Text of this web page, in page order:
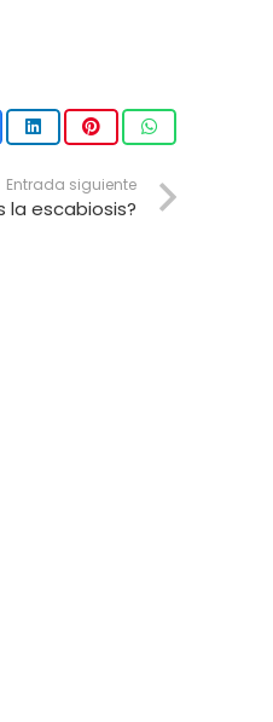
Entrada siguiente
la escabiosis?